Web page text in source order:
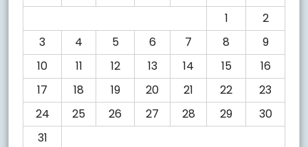
1
2
3
4 5 6 7 8
9
10
11 12 13 14 15
16
17
18 19 20 21 22
23
24
25 26 27 28 29
30
31